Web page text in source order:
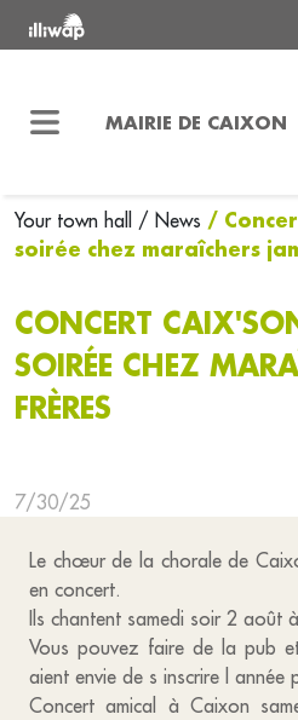
MAIRIE DE CAIXON
Your town hall / News /
soirée chez maraîchers
CONCERT
SOIRÉE CHEZ
FRÈRES
7/30/25
Le chœur de la chorale de
en concert.
Ils chantent samedi soir 2 août
Vous pouvez faire de la pub
aient envie de s inscrire l année
Concert amical à Caixon